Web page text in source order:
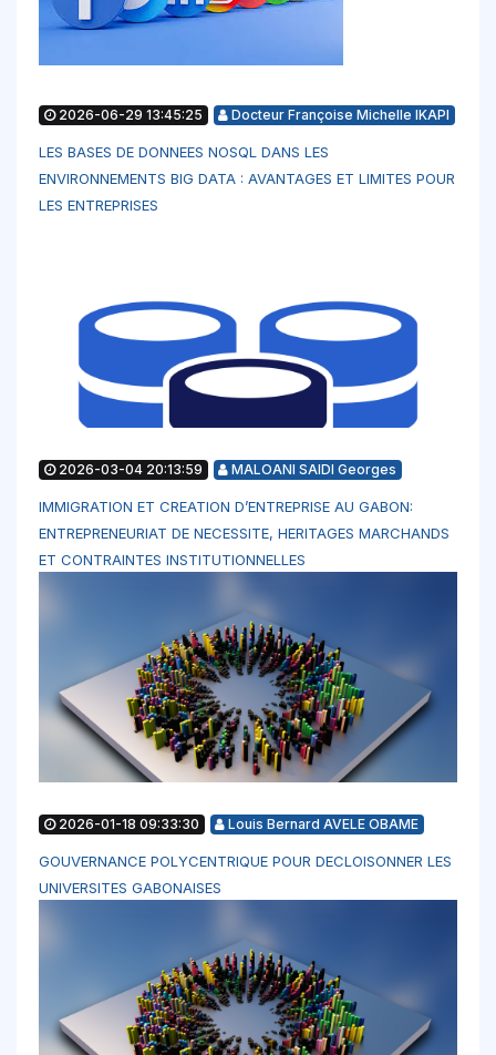
2026-06-29 13:45:25 Docteur Françoise Michelle IKAPI
LES BASES DE DONNEES NOSQL DANS LES
ENVIRONNEMENTS BIG DATA : AVANTAGES ET LIMITES POUR
LES ENTREPRISES
2026-03-04 20:13:59 MALOANI SAIDI Georges
IMMIGRATION ET CREATION D’ENTREPRISE AU GABON:
ENTREPRENEURIAT DE NECESSITE, HERITAGES MARCHANDS
ET CONTRAINTES INSTITUTIONNELLES
2026-01-18 09:33:30 Louis Bernard AVELE OBAME
GOUVERNANCE POLYCENTRIQUE POUR DECLOISONNER LES
UNIVERSITES GABONAISES